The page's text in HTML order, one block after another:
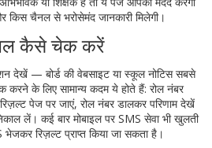
चैनल से भरोसेमंद जानकारी मिलेगी।
कैसे चेक करें
देखें — बोर्ड की वेबसाइट या स्कूल नोटिस सबसे
करने के लिए सामान्य कदम ये होते हैं: रोल नंबर
पेज पर जाएं, रोल नंबर डालकर परिणाम देखें
लें। कई बार मोबाइल पर SMS सेवा भी खुलती
रिज़ल्ट प्राप्त किया जा सकता है।